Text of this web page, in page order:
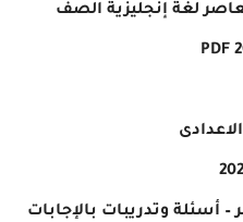
لغة إنجليزية الصف
أسئلة وتدريبات بالإجابات